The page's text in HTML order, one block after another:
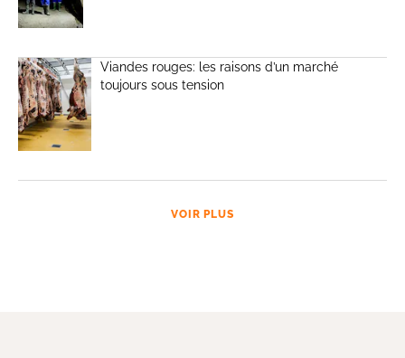
Viandes rouges: les raisons d’un marché
toujours sous tension
VOIR PLUS